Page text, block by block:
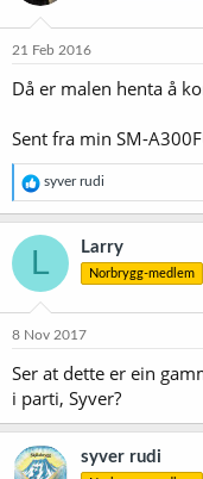
o
e
:
21 Feb 2016
Då er malen henta å
Sent fra min SM-
R
e
a
k
j
o
e
:
syver rudi
L Larry
Norbrygg-medlem
8 Nov 2017
Ser at dette er ein
i parti, Syver?
syver rudi